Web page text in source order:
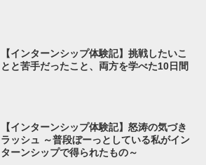
【インターンシップ体験記】挑戦したいこ
とと苦手だったこと、両方を学べた10日間
【インターンシップ体験記】怒涛の気づき
ラッシュ ～普段ぼーっとしている私がイン
ターンシップで得られたもの～